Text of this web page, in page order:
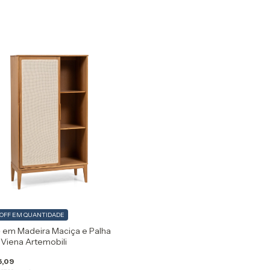
em Madeira Maciça e Palha
Artemobili
EM QUANTIDADE